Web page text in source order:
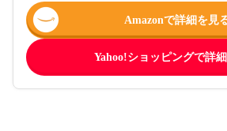
Amazonで詳細を見
Yahoo!ショッピングで詳